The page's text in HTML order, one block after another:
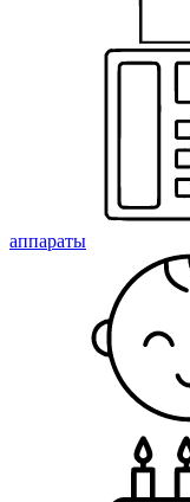
аппараты